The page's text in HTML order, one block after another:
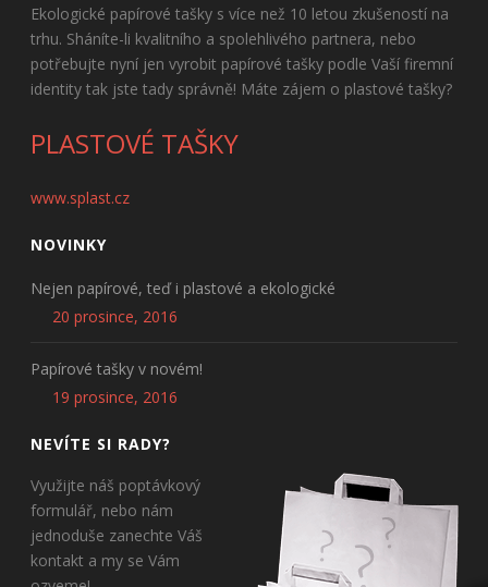
Ekologické papírové tašky s více než 10 letou zkušeností na
trhu. Sháníte-li kvalitního a spolehlivého partnera, nebo
potřebujte nyní jen vyrobit papírové tašky podle Vaší firemní
identity tak jste tady správně! Máte zájem o plastové tašky?
PLASTOVÉ TAŠKY
www.splast.cz
NOVINKY
Nejen papírové, teď i plastové a ekologické
20 prosince, 2016
Papírové tašky v novém!
19 prosince, 2016
NEVÍTE SI RADY?
Využijte náš poptávkový
formulář, nebo nám
jednoduše zanechte Váš
kontakt a my se Vám